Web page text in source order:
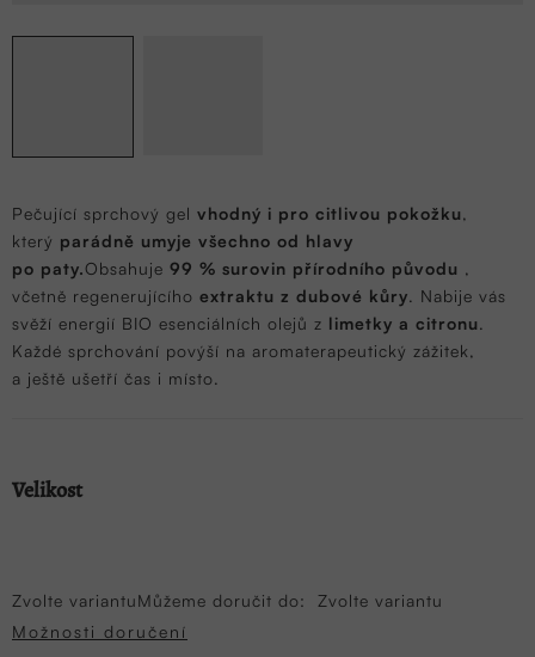
Pečující sprchový gel vhodný i pro citlivou pokožku,
který parádně umyje všechno od hlavy
po paty.Obsahuje 99 % surovin přírodního původu ,
včetně regenerujícího extraktu z dubové kůry. Nabije vás
svěží energií BIO esenciálních olejů z limetky a citronu.
Každé sprchování povýší na aromaterapeutický zážitek,
a ještě ušetří čas i místo.
Velikost
Zvolte variantuMůžeme doručit do:
Zvolte variantu
Možnosti doručení